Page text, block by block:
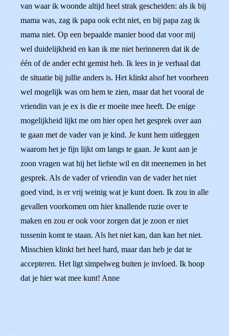
van waar ik woonde altijd heel strak gescheiden: als ik bij
mama was, zag ik papa ook echt niet, en bij papa zag ik
mama niet. Op een bepaalde manier bood dat voor mij
wel duidelijkheid en kan ik me niet herinneren dat ik de
één of de ander echt gemist heb. Ik lees in je verhaal dat
de situatie bij jullie anders is. Het klinkt alsof het voorheen
wel mogelijk was om hem te zien, maar dat het vooral de
vriendin van je ex is die er moeite mee heeft. De enige
mogelijkheid lijkt me om hier open het gesprek over aan
te gaan met de vader van je kind. Je kunt hem uitleggen
waarom het je fijn lijkt om langs te gaan. Je kunt aan je
zoon vragen wat hij het liefste wil en dit meenemen in het
gesprek. Als de vader of vriendin van de vader het niet
goed vind, is er vrij weinig wat je kunt doen. Ik zou in alle
gevallen voorkomen om hier knallende ruzie over te
maken en zou er ook voor zorgen dat je zoon er niet
tussenin komt te staan. Als het niet kan, dan kan het niet.
Misschien klinkt het heel hard, maar dan heb je dat te
accepteren. Het ligt simpelweg buiten je invloed. Ik hoop
dat je hier wat mee kunt! Anne